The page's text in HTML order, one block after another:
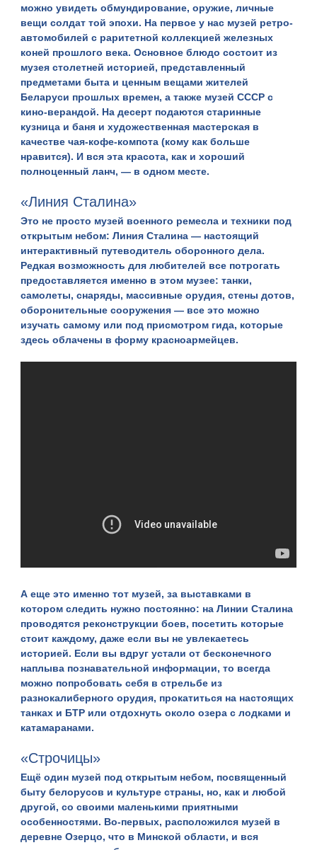
можно увидеть обмундирование, оружие, личные
вещи солдат той эпохи. На первое у нас музей ретро-
автомобилей с раритетной коллекцией железных
коней прошлого века. Основное блюдо состоит из
музея столетней историей, представленный
предметами быта и ценным вещами жителей
Беларуси прошлых времен, а также музей СССР с
кино-верандой. На десерт подаются старинные
кузница и баня и художественная мастерская в
качестве чая-кофе-компота (кому как больше
нравится). И вся эта красота, как и хороший
полноценный ланч, — в одном месте.
«Линия Сталина»
Это не просто музей военного ремесла и техники под
открытым небом:Линия Сталина — настоящий
интерактивный путеводитель оборонного дела.
Редкая возможность для любителей все потрогать
предоставляется именно в этом музее: танки,
самолеты, снаряды, массивные орудия, стены дотов,
оборонительные сооружения — все это можно
изучать самому или под присмотром гида, которые
здесь облачены в форму красноармейцев.
А еще это именно тот музей, за выставками в
котором следить нужно постоянно: на Линии Сталина
проводятся реконструкции боев, посетить которые
стоит каждому, даже если вы не увлекаетесь
историей. Если вы вдруг устали от бесконечного
наплыва познавательной информации, то всегда
можно попробовать себя в стрельбе из
разнокалиберного орудия, прокатиться на настоящих
танках и БТР или отдохнуть около озера с лодками и
катамаранами.
«Строчицы»
Ещё один музей под открытым небом, посвященный
быту белорусов и культуре страны, но, как и любой
другой, со своими маленькими приятными
особенностями. Во-первых, расположился музей в
деревне Озерцо, что в Минской области, и вся